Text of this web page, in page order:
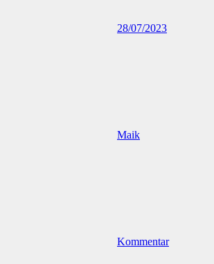
28/07/2023
Maik
Kommentar